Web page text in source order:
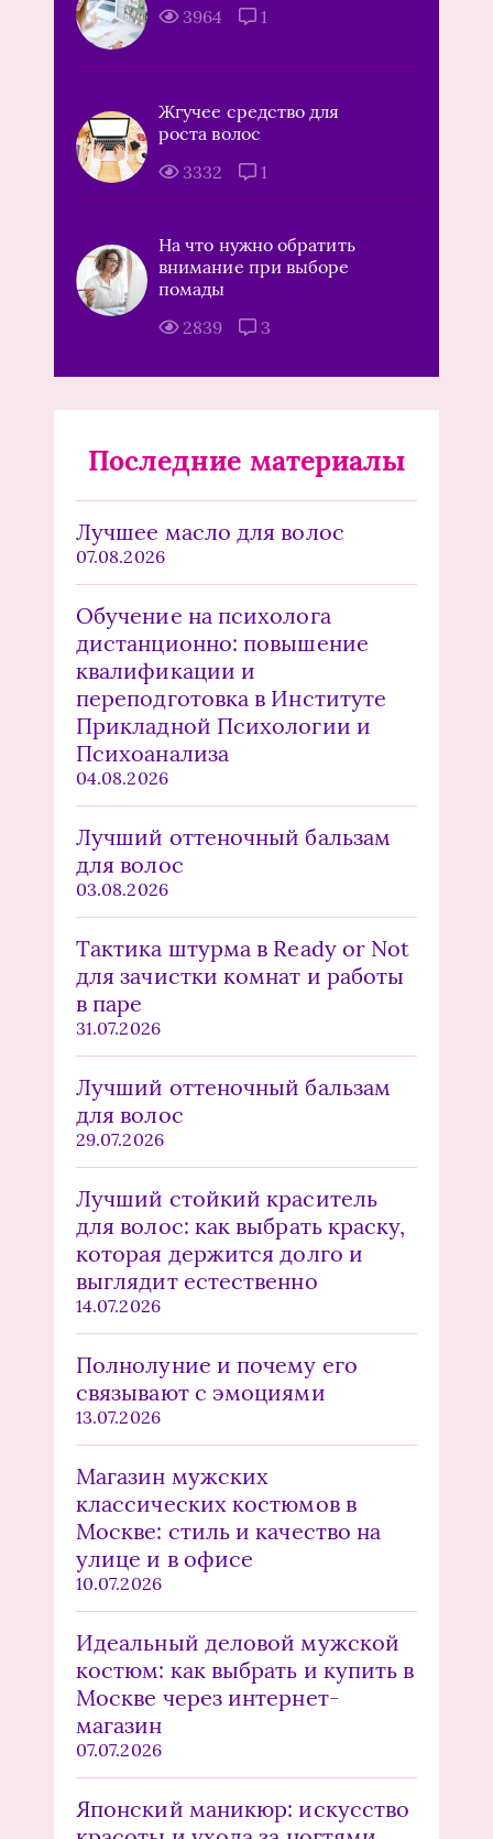
3964 1
Жгучее средство для
роста волос
3332
1
На что нужно обратить
внимание при выборе
помады
2839
3
Последние материалы
Лучшее масло для волос
07.08.2026
Обучение на психолога
дистанционно: повышение
квалификации и
переподготовка в Институте
Прикладной Психологии и
Психоанализа
04.08.2026
Лучший оттеночный бальзам
для волос
03.08.2026
Тактика штурма в Ready or Not
для зачистки комнат и работы
в паре
31.07.2026
Лучший оттеночный бальзам
для волос
29.07.2026
Лучший стойкий краситель
для волос: как выбрать краску,
которая держится долго и
выглядит естественно
14.07.2026
Полнолуние и почему его
связывают с эмоциями
13.07.2026
Магазин мужских
классических костюмов в
Москве: стиль и качество на
улице и в офисе
10.07.2026
Идеальный деловой мужской
костюм: как выбрать и купить в
Москве через интернет-
магазин
07.07.2026
Японский маникюр: искусство